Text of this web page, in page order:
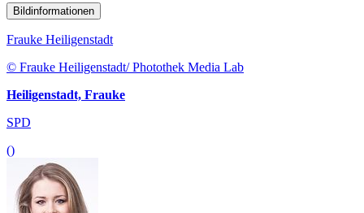
Bildinformationen
Frauke Heiligenstadt
© Frauke Heiligenstadt/ Photothek Media Lab
Heiligenstadt, Frauke
SPD
()